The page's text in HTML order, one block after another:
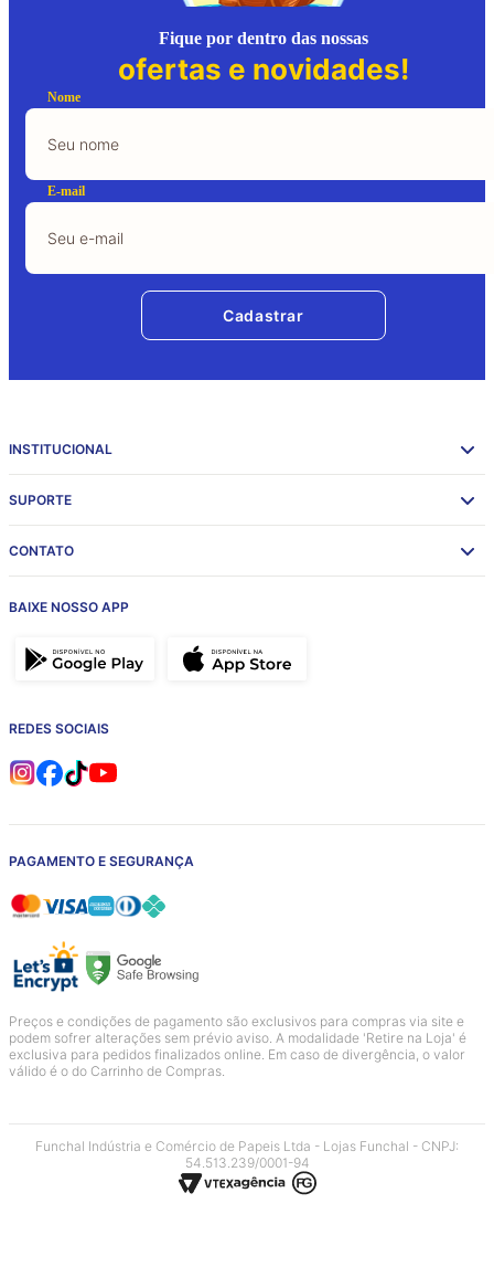
Fique por dentro das nossas
ofertas e novidades!
Nome
E-mail
Cadastrar
INSTITUCIONAL
SUPORTE
CONTATO
BAIXE NOSSO APP
REDES SOCIAIS
PAGAMENTO E SEGURANÇA
Preços e condições de pagamento são exclusivos para compras via site e
podem sofrer alterações sem prévio aviso. A modalidade 'Retire na Loja' é
exclusiva para pedidos finalizados online. Em caso de divergência, o valor
válido é o do Carrinho de Compras.
Funchal Indústria e Comércio de Papeis Ltda - Lojas Funchal - CNPJ:
54.513.239/0001-94